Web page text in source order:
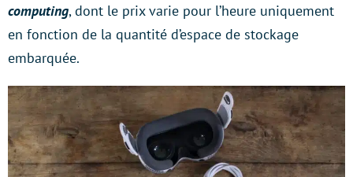
computing, dont le prix varie pour l’heure uniquement
en fonction de la quantité d’espace de stockage
embarquée.